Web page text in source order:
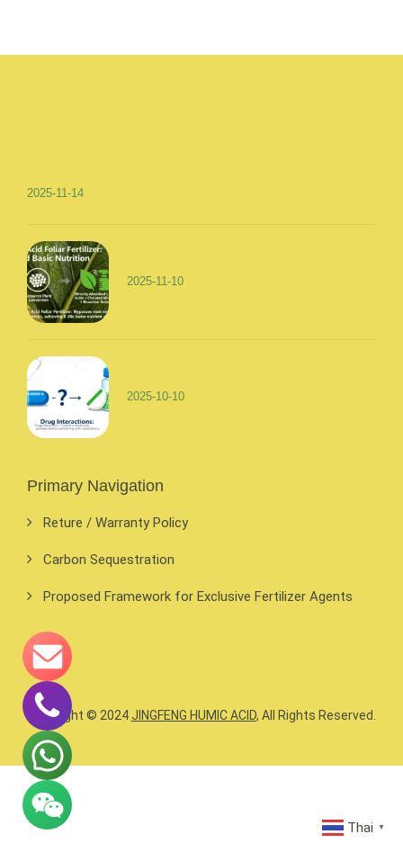
2025-11-14
2025-11-10
2025-10-10
Primary Navigation
Reture / Warranty Policy
Carbon Sequestration
Proposed Framework for Exclusive Fertilizer Agents
Copyright © 2024 JINGFENG HUMIC ACID, All Rights Reserved.
Thai ▼